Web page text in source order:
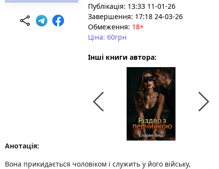
Публікація: 13:33 11-01-26
Завершення: 17:18 24-03-26
Обмеження: 18+
Ціна: 60грн
Інші книги автора:
Анотація:
Вона прикидається чоловіком і служить у його війську,